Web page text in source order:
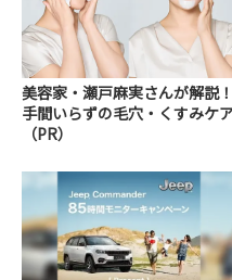
美容家・瀬戸麻実さんが解説！
手間いらずの毛穴・くすみケ
（PR）